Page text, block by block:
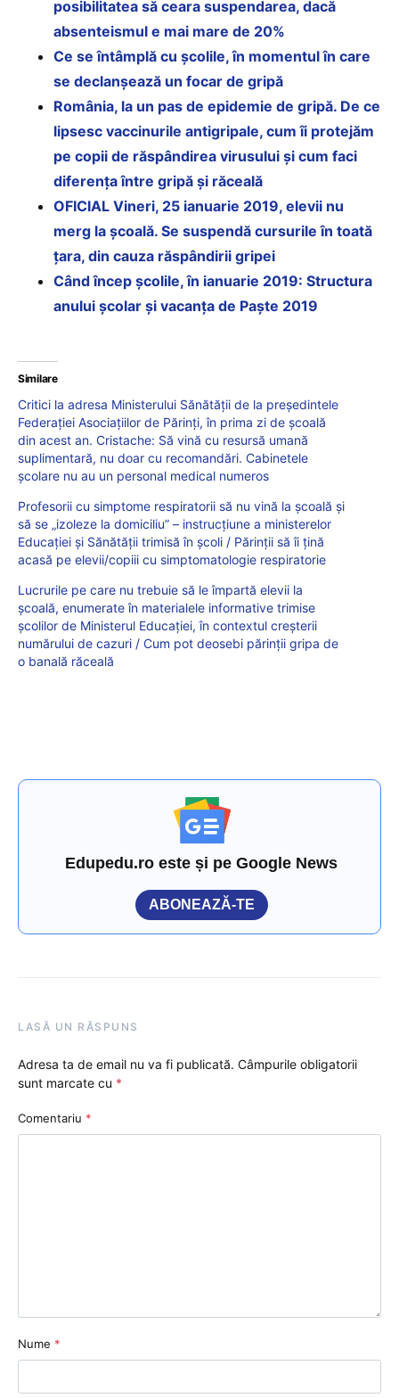
posibilitatea să ceara suspendarea, dacă
absenteismul e mai mare de 20%
Ce se întâmplă cu școlile, în momentul în care
se declanșează un focar de gripă
România, la un pas de epidemie de gripă. De ce
lipsesc vaccinurile antigripale, cum îi protejăm
pe copii de răspândirea virusului și cum faci
diferența între gripă și răceală
OFICIAL Vineri, 25 ianuarie 2019, elevii nu
merg la şcoală. Se suspendă cursurile în toată
țara, din cauza răspândirii gripei
Când încep școlile, în ianuarie 2019: Structura
anului școlar și vacanța de Paște 2019
Similare
Critici la adresa Ministerului Sănătății de la președintele
Federației Asociațiilor de Părinți, în prima zi de școală
din acest an. Cristache: Să vină cu resursă umană
suplimentară, nu doar cu recomandări. Cabinetele
școlare nu au un personal medical numeros
Profesorii cu simptome respiratorii să nu vină la școală și
să se „izoleze la domiciliu” – instrucțiune a ministerelor
Educației și Sănătății trimisă în școli / Părinții să îi țină
acasă pe elevii/copiii cu simptomatologie respiratorie
Lucrurile pe care nu trebuie să le împartă elevii la
școală, enumerate în materialele informative trimise
școlilor de Ministerul Educației, în contextul creșterii
numărului de cazuri / Cum pot deosebi părinții gripa de
o banală răceală
Edupedu.ro este și pe Google News
ABONEAZĂ-TE
LASĂ UN RĂSPUNS
Adresa ta de email nu va fi publicată. Câmpurile obligatorii
sunt marcate cu *
Comentariu *
Nume *